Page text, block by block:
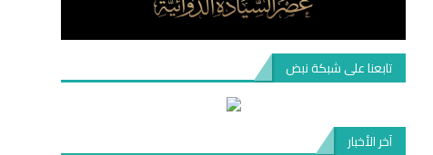
تابعنا على شبكة نبض
آخر الأخبار